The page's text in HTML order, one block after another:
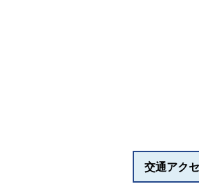
交通アク